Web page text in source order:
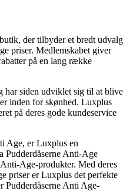
der tilbyder et bredt udvalg
priser. Medlemskabet giver
på en lang række
har siden udviklet sig til at blive
inden for skønhed. Luxplus
på deres gode kundeservice
Age, er Luxplus en
Pudderdåserne Anti-Age
Age-produkter. Med deres
priser er Luxplus det perfekte
Pudderdåserne Anti Age-